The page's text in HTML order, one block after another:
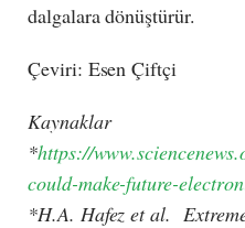
dalgalara dönüştürür.
Çeviri: Esen Çiftçi
Kaynaklar
*https://
could-make-future-
*H.A. Hafez et al.